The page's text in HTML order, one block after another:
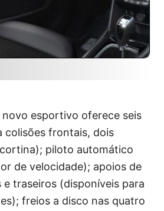
novo esportivo oferece seis
colisões frontais, dois
piloto automático
de velocidade); apoios de
traseiros (disponíveis para
freios a disco nas quatro